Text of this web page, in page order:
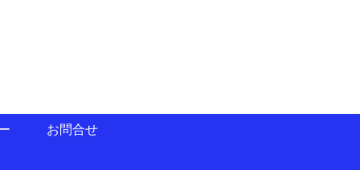
お問合せ